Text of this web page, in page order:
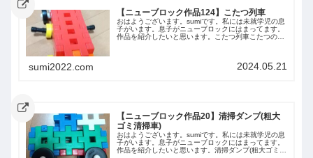
【ニューブロック作品124】こたつ列車
おはようございます。sumiです。私には未就学児の息
子がいます。息子がニューブロックにはまってます。
作品を紹介したいと思います。こたつ列車こたつの電
sumi2022.com 2024.05.21
【ニューブロック作品20】清掃ダンプ(粗大
ゴミ清掃車)
おはようございます。sumiです。私には未就学児の息
子がいます。息子がニューブロックにはまってます。
作品を紹介したいと思います。清掃ダンプ(粗大ゴミ清